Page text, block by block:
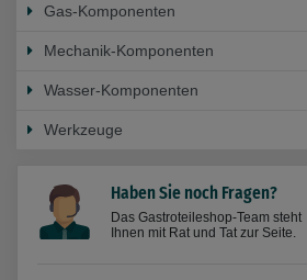
Gas-Komponenten
Mechanik-Komponenten
Wasser-Komponenten
Werkzeuge
Haben Sie noch Fragen?
Das Gastroteileshop-Team steht
Ihnen mit Rat und Tat zur Seite.